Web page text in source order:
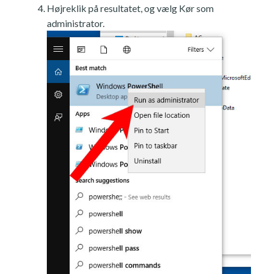
Højreklik på resultatet, og vælg Kør som
administrator.